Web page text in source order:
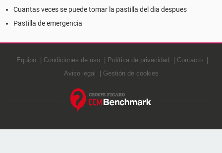
Cuantas veces se puede tomar la pastilla del dia despues
Pastilla de emergencia
Equipo Condiciones de uso Política de privacidad
Contacto
Aviso legal
Gestión de cookies